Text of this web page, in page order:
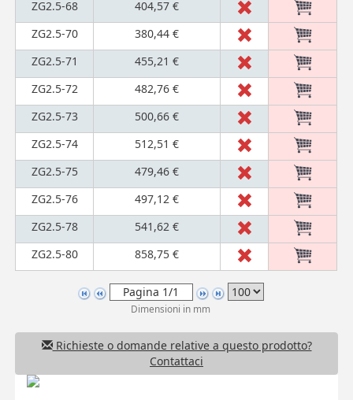
ZG2.5-68
404,57 €
ZG2.5-70
380,44 €
ZG2.5-71
455,21 €
ZG2.5-72
482,76 €
ZG2.5-73
500,66 €
ZG2.5-74
512,51 €
ZG2.5-75
479,46 €
ZG2.5-76
497,12 €
ZG2.5-78
541,62 €
ZG2.5-80
858,75 €
Dimensioni in mm
Richieste o domande relative a questo prodotto?
Contattaci